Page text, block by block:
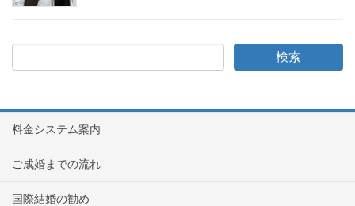
料金システム案内
ご成婚までの流れ
国際結婚の勧め